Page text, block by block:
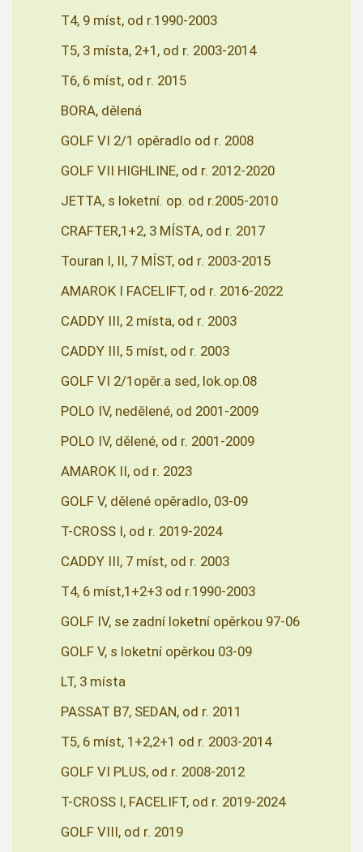
T4, 9 míst, od r.1990-2003
T5, 3 místa, 2+1, od r. 2003-2014
T6, 6 míst, od r. 2015
BORA, dělená
GOLF VI 2/1 opěradlo od r. 2008
GOLF VII HIGHLINE, od r. 2012-2020
JETTA, s loketní. op. od r.2005-2010
CRAFTER,1+2, 3 MÍSTA, od r. 2017
Touran I, II, 7 MÍST, od r. 2003-2015
AMAROK I FACELIFT, od r. 2016-2022
CADDY III, 2 místa, od r. 2003
CADDY III, 5 míst, od r. 2003
GOLF VI 2/1opěr.a sed, lok.op.08
POLO IV, nedělené, od 2001-2009
POLO IV, dělené, od r. 2001-2009
AMAROK II, od r. 2023
GOLF V, dělené opěradlo, 03-09
T-CROSS I, od r. 2019-2024
CADDY III, 7 míst, od r. 2003
T4, 6 míst,1+2+3 od r.1990-2003
GOLF IV, se zadní loketní opěrkou 97-06
GOLF V, s loketní opěrkou 03-09
LT, 3 místa
PASSAT B7, SEDAN, od r. 2011
T5, 6 míst, 1+2,2+1 od r. 2003-2014
GOLF VI PLUS, od r. 2008-2012
T-CROSS I, FACELIFT, od r. 2019-2024
GOLF VIII, od r. 2019